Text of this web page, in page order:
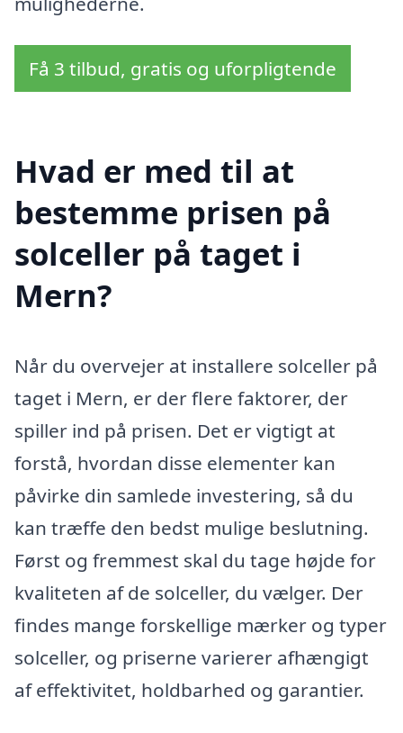
Få 3 tilbud, gratis og uforpligtende
Hvad er med til at
bestemme prisen på
solceller på taget i
Mern?
Når du overvejer at installere solceller på
taget i Mern, er der flere faktorer, der
spiller ind på prisen. Det er vigtigt at
forstå, hvordan disse elementer kan
påvirke din samlede investering, så du
kan træffe den bedst mulige beslutning.
Først og fremmest skal du tage højde for
kvaliteten af de solceller, du vælger. Der
findes mange forskellige mærker og typer
solceller, og priserne varierer afhængigt
af effektivitet, holdbarhed og garantier.